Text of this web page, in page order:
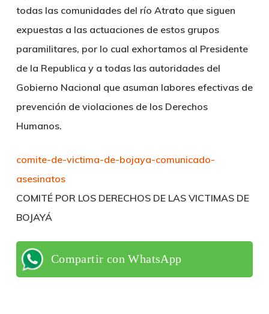
todas las comunidades del río Atrato que siguen
expuestas a las actuaciones de estos grupos
paramilitares, por lo cual exhortamos al Presidente
de la Republica y a todas las autoridades del
Gobierno Nacional que asuman labores efectivas de
prevención de violaciones de los Derechos
Humanos.
comite-de-victima-de-bojaya-comunicado-
asesinatos
COMITÉ POR LOS DERECHOS DE LAS VICTIMAS DE
BOJAYÁ
Compartir con WhatsApp